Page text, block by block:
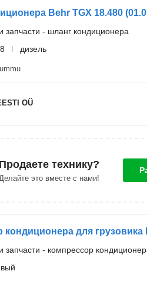
запчасти - шланг кондиционера
дизель
OÜ
Продаете технику?
Делайте это вместе с нами!
кондиционера для грузовика
запчасти - компрессор